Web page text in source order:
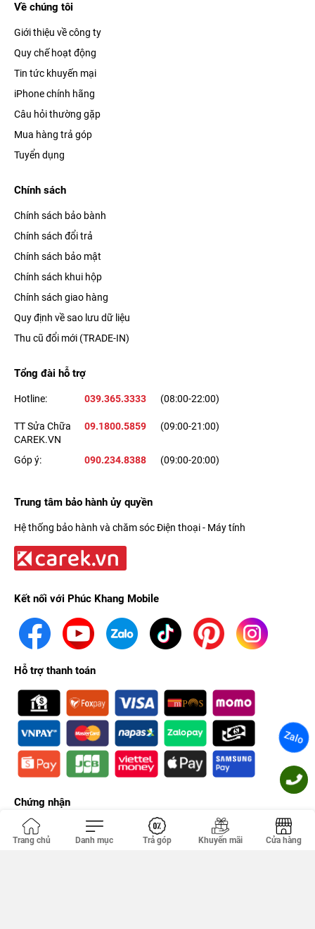
Về chúng tôi
Giới thiệu về công ty
Quy chế hoạt động
Tin tức khuyến mại
iPhone chính hãng
Câu hỏi thường gặp
Mua hàng trả góp
Tuyển dụng
Chính sách
Chính sách bảo bành
Chính sách đổi trả
Chính sách bảo mật
Chính sách khui hộp
Chính sách giao hàng
Quy định về sao lưu dữ liệu
Thu cũ đổi mới (TRADE-IN)
Tổng đài hỗ trợ
Hotline: 039.365.3333 (08:00-22:00)
TT Sửa Chữa
CAREK.VN
09.1800.5859 (09:00-21:00)
Góp ý: 090.234.8388 (09:00-20:00)
Trung tâm bảo hành ủy quyền
Hệ thống bảo hành và chăm sóc Điện thoại - Máy tính
Kết nối với Phúc Khang Mobile
Hỗ trợ thanh toán
Chứng nhận
Zalo
Trang chủ Danh mục Trả góp Khuyến mãi Cửa hàng